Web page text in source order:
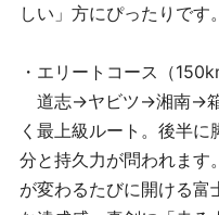
しい」方にぴったりです。
・エリートコース（
道志→ヤビツ→湘南→
く最上級ルート。後半
分と持久力が問われます
が変わるたびに開ける富